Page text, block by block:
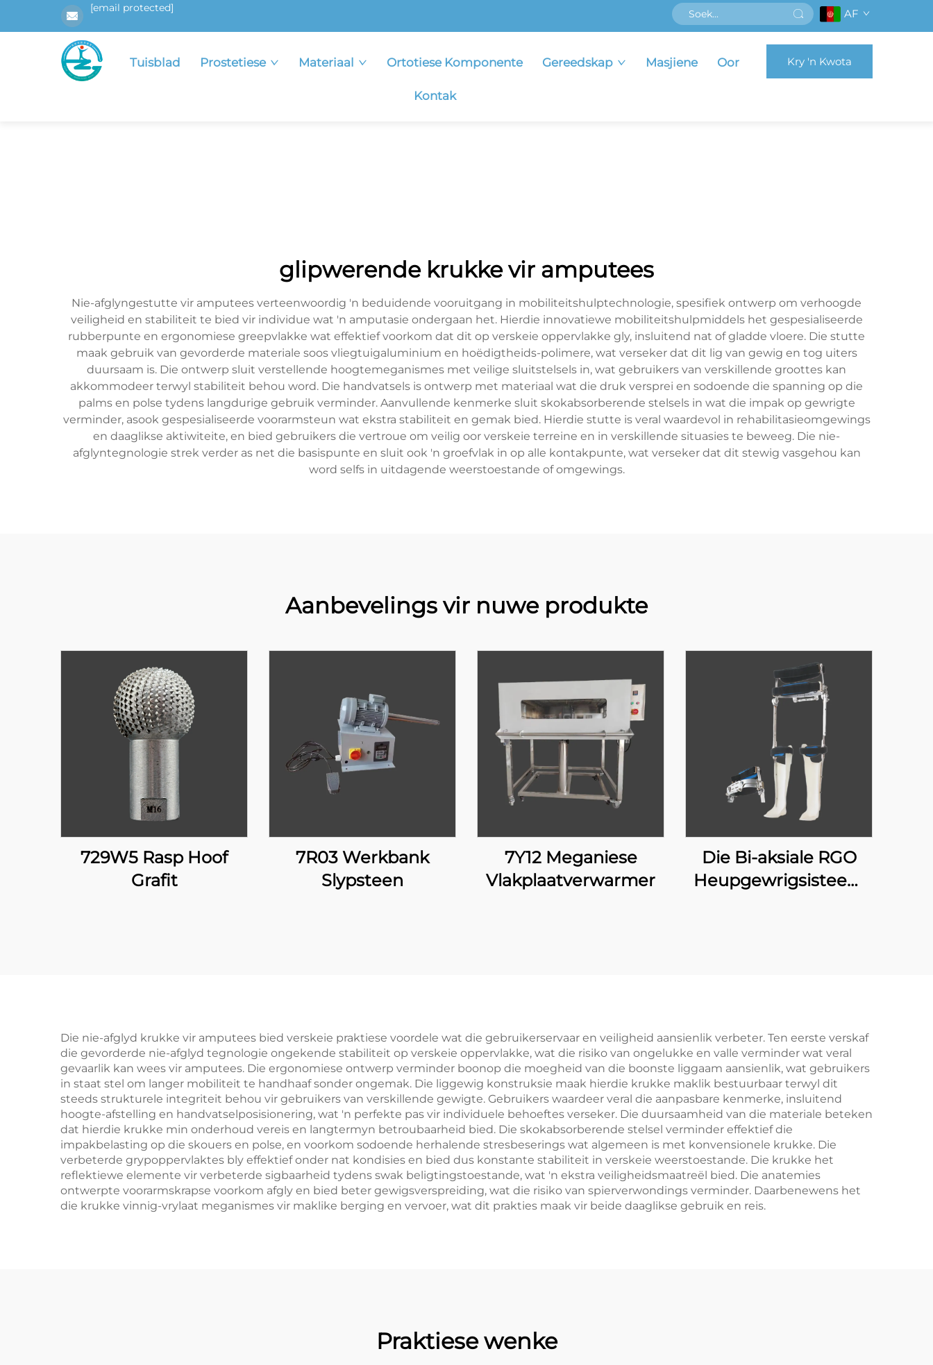
[email protected] AF
Tuisblad Prostetiese Materiaal Ortotiese Komponente Gereedskap Masjiene Oor
Kontak
Kry 'n Kwota
glipwerende krukke vir amputees
Nie-afglyngestutte vir amputees verteenwoordig 'n beduidende vooruitgang in mobiliteitshulptechnologie, spesifiek ontwerp om verhoogde
veiligheid en stabiliteit te bied vir individue wat 'n amputasie ondergaan het. Hierdie innovatiewe mobiliteitshulpmiddels het gespesialiseerde
rubberpunte en ergonomiese greepvlakke wat effektief voorkom dat dit op verskeie oppervlakke gly, insluitend nat of gladde vloere. Die stutte
maak gebruik van gevorderde materiale soos vliegtuigaluminium en hoëdigtheids-polimere, wat verseker dat dit lig van gewig en tog uiters
duursaam is. Die ontwerp sluit verstellende hoogtemeganismes met veilige sluitstelsels in, wat gebruikers van verskillende groottes kan
akkommodeer terwyl stabiliteit behou word. Die handvatsels is ontwerp met materiaal wat die druk versprei en sodoende die spanning op die
palms en polse tydens langdurige gebruik verminder. Aanvullende kenmerke sluit skokabsorberende stelsels in wat die impak op gewrigte
verminder, asook gespesialiseerde voorarmsteun wat ekstra stabiliteit en gemak bied. Hierdie stutte is veral waardevol in rehabilitasieomgewings
en daaglikse aktiwiteite, en bied gebruikers die vertroue om veilig oor verskeie terreine en in verskillende situasies te beweeg. Die nie-
afglyntegnologie strek verder as net die basispunte en sluit ook 'n groefvlak in op alle kontakpunte, wat verseker dat dit stewig vasgehou kan
word selfs in uitdagende weerstoestande of omgewings.
Aanbevelings vir nuwe produkte
729W5 Rasp Hoof
Grafit
7R03 Werkbank
Slypsteen
7Y12 Meganiese
Vlakplaatverwarmer
Die Bi-aksiale RGO
Heupgewrigsisteem
Die nie-afglyd krukke vir amputees bied verskeie praktiese voordele wat die gebruikerservaar en veiligheid aansienlik verbeter. Ten eerste verskaf
die gevorderde nie-afglyd tegnologie ongekende stabiliteit op verskeie oppervlakke, wat die risiko van ongelukke en valle verminder wat veral
gevaarlik kan wees vir amputees. Die ergonomiese ontwerp verminder boonop die moegheid van die boonste liggaam aansienlik, wat gebruikers
in staat stel om langer mobiliteit te handhaaf sonder ongemak. Die liggewig konstruksie maak hierdie krukke maklik bestuurbaar terwyl dit
steeds strukturele integriteit behou vir gebruikers van verskillende gewigte. Gebruikers waardeer veral die aanpasbare kenmerke, insluitend
hoogte-afstelling en handvatselposisionering, wat 'n perfekte pas vir individuele behoeftes verseker. Die duursaamheid van die materiale beteken
dat hierdie krukke min onderhoud vereis en langtermyn betroubaarheid bied. Die skokabsorberende stelsel verminder effektief die
impakbelasting op die skouers en polse, en voorkom sodoende herhalende stresbeserings wat algemeen is met konvensionele krukke. Die
verbeterde grypoppervlaktes bly effektief onder nat kondisies en bied dus konstante stabiliteit in verskeie weerstoestande. Die krukke het
reflektiewe elemente vir verbeterde sigbaarheid tydens swak beligtingstoestande, wat 'n ekstra veiligheidsmaatreël bied. Die anatemies
ontwerpte voorarmskrapse voorkom afgly en bied beter gewigsverspreiding, wat die risiko van spierverwondings verminder. Daarbenewens het
die krukke vinnig-vrylaat meganismes vir maklike berging en vervoer, wat dit prakties maak vir beide daaglikse gebruik en reis.
Praktiese wenke